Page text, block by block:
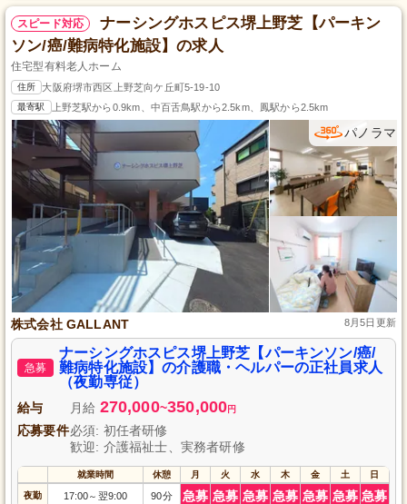
スピード対応
ナーシングホスピス堺上野芝【パーキン
ソン/癌/難病特化施設】の求人
住宅型有料老人ホーム
住所 大阪府堺市西区上野芝向ケ丘町5-19-10
最寄駅 上野芝駅から0.9km、中百舌鳥駅から2.5km、鳳駅から2.5km
パノラマ
株式会社 GALLANT 8月5日更新
急募
ナーシングホスピス堺上野芝【パーキンソン/癌/
難病特化施設】の介護職・ヘルパーの正社員求人
（夜勤専従）
給与 月給 270,000~350,000円
応募要件必須: 初任者研修
歓迎: 介護福祉士、実務者研修
就業時間 休憩 月 火 水 木 金 土 日
夜勤 17:00～ 翌9:00 90分 急募 急募 急募 急募 急募 急募 急募